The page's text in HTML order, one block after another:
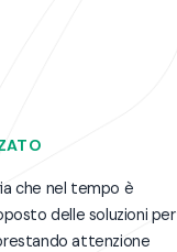
che nel tempo è
delle soluzioni per
attenzione